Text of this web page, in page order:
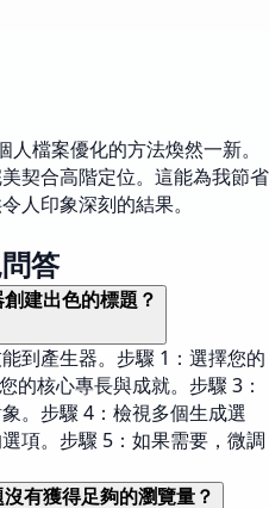
檔案優化的方法煥然一新。
契合高階定位。這能為我節省
人印象深刻的結果。
答
建出色的標題？
到產生器。步驟 1：選擇您的
的核心專長與成就。步驟 3：
。步驟 4：檢視多個生成選
項。步驟 5：如果需要，微調
有獲得足夠的瀏覽量？